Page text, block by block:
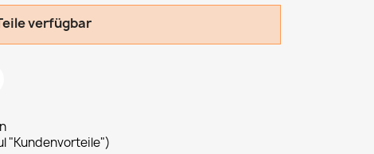
verfügbar
"Kundenvorteile")